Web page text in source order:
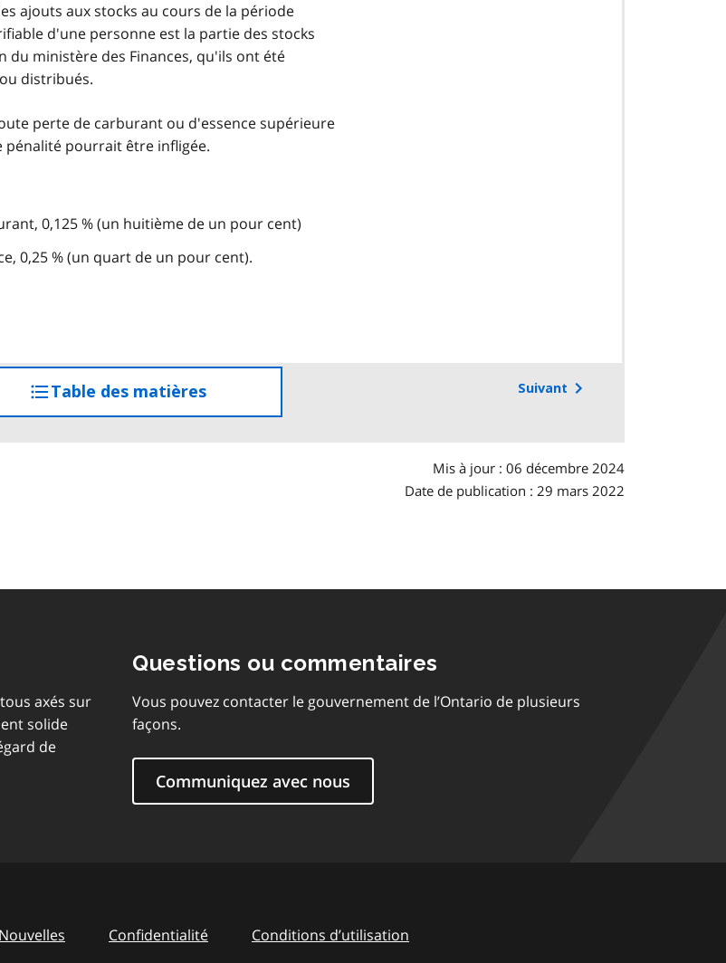
ajouts aux stocks au cours de la période
d'une personne est la partie des stocks
ministère des Finances, qu'ils ont été
distribués.
perte de carburant ou d'essence supérieure
pénalité pourrait être infligée.
0,125 % (un huitième de un pour cent)
0,25 % (un quart de un pour cent).
Table des matièresaccéder
à
Suivant
Mis à jour : 06 décembre 2024
Date de publication : 29 mars 2022
axés sur
solide
de
Questions ou commentaires
Vous pouvez contacter le gouvernement de l’Ontario de plusieurs
façons.
Communiquez avec nous
Nouvelles Confidentialité Conditions d’utilisation